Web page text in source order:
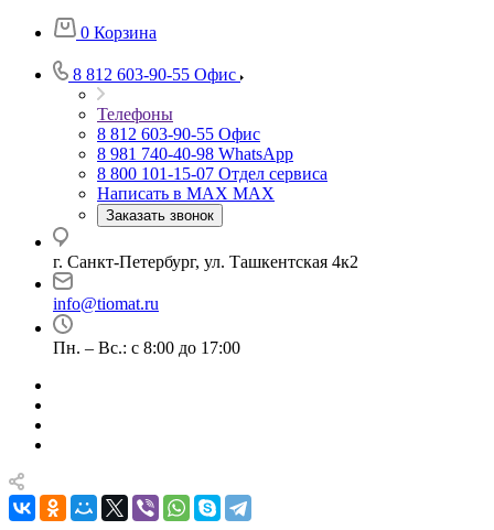
0 Корзина
8 812 603-90-55 Офис
Телефоны
8 812 603-90-55 Офис
8 981 740-40-98 WhatsApp
8 800 101-15-07 Отдел сервиса
Написать в MAX MAX
Заказать звонок
г. Санкт-Петербург, ул. Ташкентская 4к2
info@tiomat.ru
Пн. – Вс.: с 8:00 до 17:00